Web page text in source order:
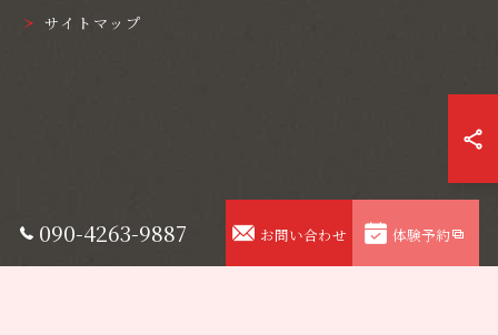
090-4263-9887 お問い合わせ 体験予約
サイトマップ
© 2026 静岡県浜松市中央区の書道教室なら風琳庵 ALL RIGHTS RESERVED.